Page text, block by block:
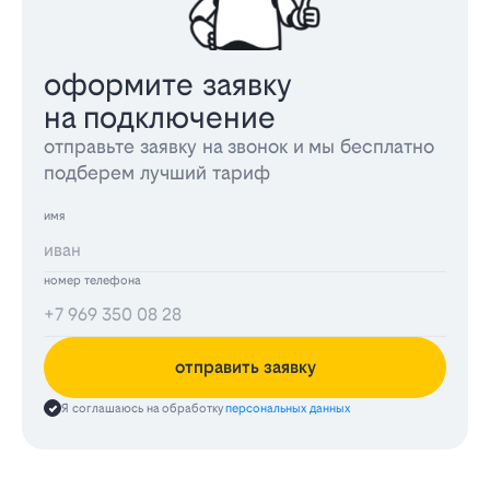
оформите заявку
на подключение
отправьте заявку на звонок и мы бесплатно
подберем лучший тариф
имя
номер телефона
отправить заявку
Я соглашаюсь на обработкуперсональных данных